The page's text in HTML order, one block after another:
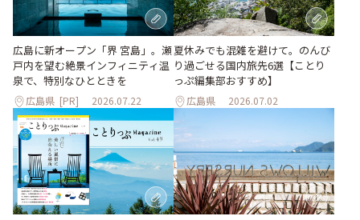
広島に新オープン「界 宮島」。瀬
戸内を望む絶景インフィニティ温
泉で、特別なひとときを
広島県 [PR] 2026.07.22
夏休みでも混雑を避けて。のんび
り過ごせる国内旅先6選【ことり
っぷ編集部おすすめ】
広島県 2026.07.02